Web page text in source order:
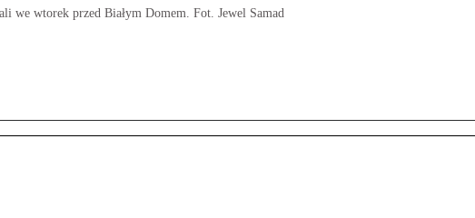
we wtorek przed Białym Domem. Fot. Jewel Samad